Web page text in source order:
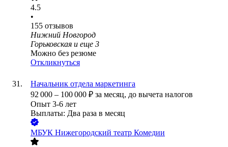
4.5
•
155 отзывов
Нижний Новгород
Горьковская и еще 3
Можно без резюме
Откликнуться
Начальник отдела маркетинга
92 000 – 100 000 ₽ за месяц, до вычета налогов
Опыт 3-6 лет
Выплаты: Два раза в месяц
МБУК Нижегородский театр Комедии